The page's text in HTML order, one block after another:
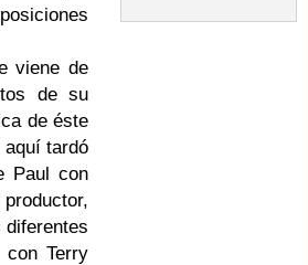
viene de
de su
de éste
aquí tardó
Paul con
con Terry